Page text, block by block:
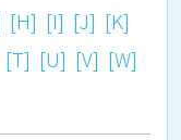
[H] [I] [J] [K]
[T] [U] [V] [W]